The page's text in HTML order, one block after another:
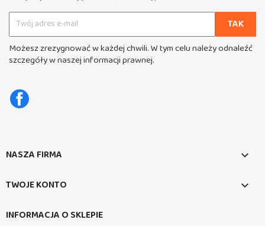
Możesz zrezygnować w każdej chwili. W tym celu należy odnaleźć
szczegóły w naszej informacji prawnej.
NASZA FIRMA 
TWOJE KONTO 
INFORMACJA O SKLEPIE